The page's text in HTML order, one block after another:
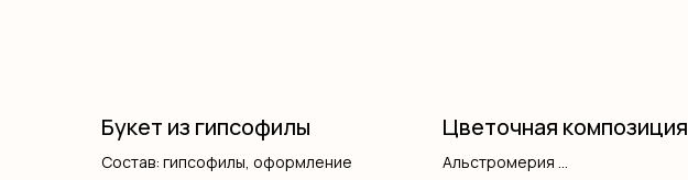
Букет из гипсофилы
Состав: гипсофилы, оформление
Цветочная композиция
Альстромерия